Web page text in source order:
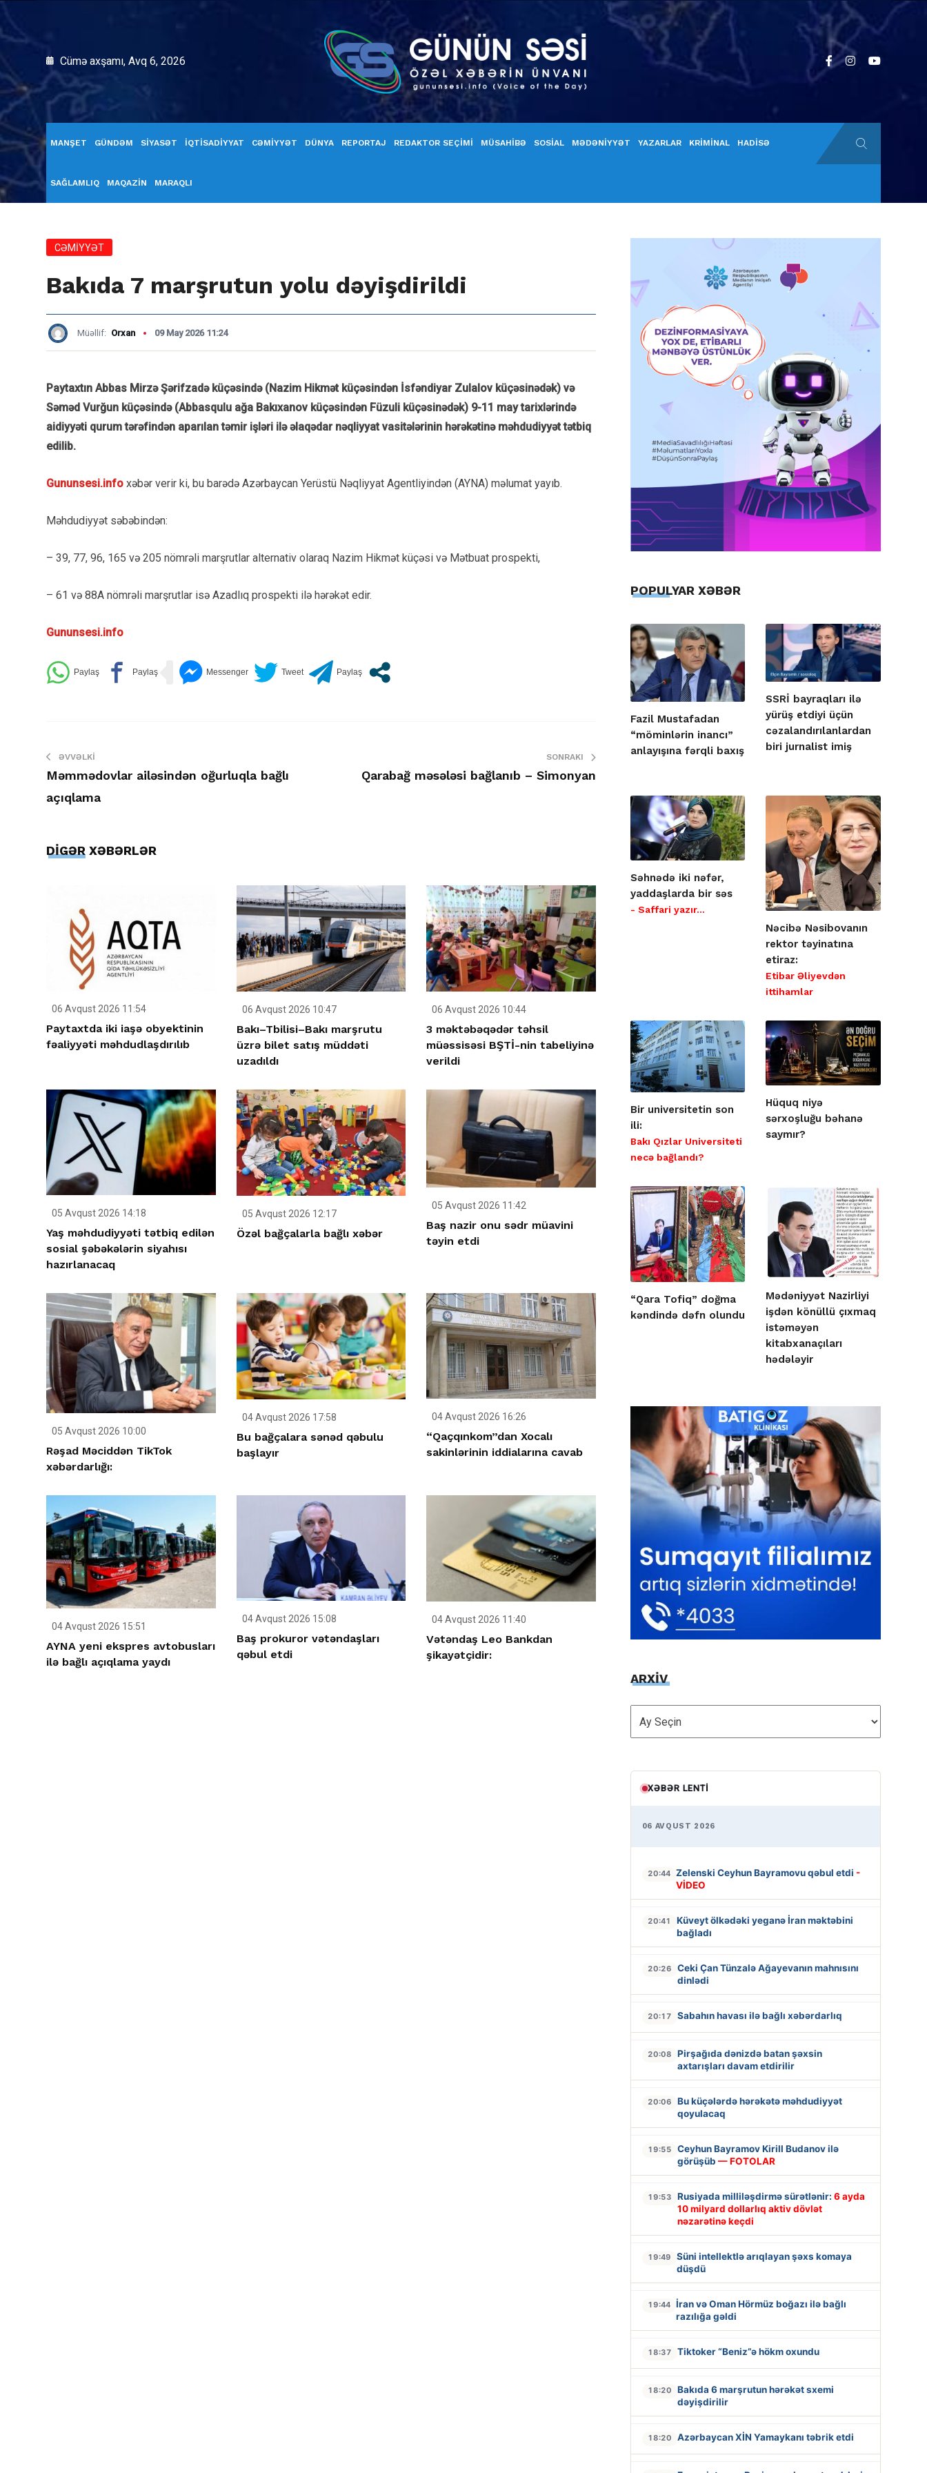
Cümə axşamı, Avq 6, 2026
MANŞET GÜNDƏM SİYASƏT İQTİSADİYYAT CƏMİYYƏT DÜNYA REPORTAJ REDAKTOR SEÇİMİ MÜSAHİBƏ SOSİAL MƏDƏNİYYƏT YAZARLAR KRİMİNAL HADİSƏ
SAĞLAMLIQ MAQAZİN MARAQLI
CƏMİYYƏT
Bakıda 7 marşrutun yolu dəyişdirildi
Müəllif: Orxan 09 May 2026 11:24
Paytaxtın Abbas Mirzə Şərifzadə küçəsində (Nazim Hikmət küçəsindən İsfəndiyar Zulalov küçəsinədək) və
Səməd Vurğun küçəsində (Abbasqulu ağa Bakıxanov küçəsindən Füzuli küçəsinədək) 9-11 may tarixlərində
aidiyyəti qurum tərəfindən aparılan təmir işləri ilə əlaqədar nəqliyyat vasitələrinin hərəkətinə məhdudiyyət tətbiq
edilib.
Gununsesi.info xəbər verir ki, bu barədə Azərbaycan Yerüstü Nəqliyyat Agentliyindən (AYNA) məlumat yayıb.
Məhdudiyyət səbəbindən:
– 39, 77, 96, 165 və 205 nömrəli marşrutlar alternativ olaraq Nazim Hikmət küçəsi və Mətbuat prospekti,
– 61 və 88A nömrəli marşrutlar isə Azadlıq prospekti ilə hərəkət edir.
Gununsesi.info
ƏVVƏLKI
Məmmədovlar ailəsindən oğurluqla bağlı
açıqlama
SONRAKI
Qarabağ məsələsi bağlanıb – Simonyan
DİGƏR XƏBƏRLƏR
06 Avqust 2026 11:54
Paytaxtda iki iaşə obyektinin
fəaliyyəti məhdudlaşdırılıb
06 Avqust 2026 10:47
Bakı–Tbilisi–Bakı marşrutu
üzrə bilet satış müddəti
uzadıldı
06 Avqust 2026 10:44
3 məktəbəqədər təhsil
müəssisəsi BŞTİ-nin tabeliyinə
verildi
05 Avqust 2026 14:18
Yaş məhdudiyyəti tətbiq edilən
sosial şəbəkələrin siyahısı
hazırlanacaq
05 Avqust 2026 12:17
Özəl bağçalarla bağlı xəbər
05 Avqust 2026 11:42
Baş nazir onu sədr müavini
təyin etdi
05 Avqust 2026 10:00
Rəşad Məciddən TikTok
xəbərdarlığı:
04 Avqust 2026 17:58
Bu bağçalara sənəd qəbulu
başlayır
04 Avqust 2026 16:26
“Qaçqınkom”dan Xocalı
sakinlərinin iddialarına cavab
04 Avqust 2026 15:51
AYNA yeni ekspres avtobusları
ilə bağlı açıqlama yaydı
04 Avqust 2026 15:08
Baş prokuror vətəndaşları
qəbul etdi
04 Avqust 2026 11:40
Vətəndaş Leo Bankdan
şikayətçidir:
POPULYAR XƏBƏR
Fazil Mustafadan
“möminlərin inancı”
anlayışına fərqli baxış
SSRİ bayraqları ilə
yürüş etdiyi üçün
cəzalandırılanlardan
biri jurnalist imiş
Səhnədə iki nəfər,
yaddaşlarda bir səs
- Saffari yazır…
Nəcibə Nəsibovanın
rektor təyinatına
etiraz:
Etibar Əliyevdən
ittihamlar
Bir universitetin son
ili:
Bakı Qızlar Universiteti
necə bağlandı?
Hüquq niyə
sərxoşluğu bəhanə
saymır?
“Qara Tofiq” doğma
kəndində dəfn olundu
Mədəniyyət Nazirliyi
işdən könüllü çıxmaq
istəməyən
kitabxanaçıları
hədələyir
ARXİV
ARXİV
XƏBƏR LENTI
06 AVQUST 2026
20:44 Zelenski Ceyhun Bayramovu qəbul etdi -
VİDEO
20:41
Küveyt ölkədəki yeganə İran məktəbini
bağladı
20:26
Ceki Çan Tünzalə Ağayevanın mahnısını
dinlədi
20:17 Sabahın havası ilə bağlı xəbərdarlıq
20:08
Pirşağıda dənizdə batan şəxsin
axtarışları davam etdirilir
20:06
Bu küçələrdə hərəkətə məhdudiyyət
qoyulacaq
19:55
Ceyhun Bayramov Kirill Budanov ilə
görüşüb — FOTOLAR
19:53 Rusiyada milliləşdirmə sürətlənir: 6 ayda
10 milyard dollarlıq aktiv dövlət
nəzarətinə keçdi
19:49
Süni intellektlə arıqlayan şəxs komaya
düşdü
19:44 İran və Oman Hörmüz boğazı ilə bağlı
razılığa gəldi
18:37 Tiktoker “Beniz”ə hökm oxundu
18:20
Bakıda 6 marşrutun hərəkət sxemi
dəyişdirilir
18:20 Azərbaycan XİN Yamaykanı təbrik etdi